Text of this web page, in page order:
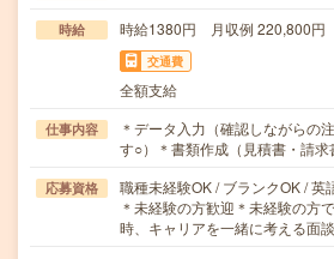
時給 時給1380円 月収例 220,800円
交通費
全額支給
仕事内容
＊データ入力（確認しながらの
す○）＊書類作成（見積書・請
応募資格
職種未経験OK / ブランクOK / 英
＊未経験の方歓迎＊未経験の方
時、キャリアを一緒に考える面